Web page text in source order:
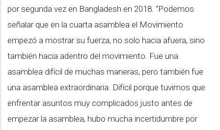
por segunda vez en Bangladesh en 2018. “Podemos
señalar que en la cuarta asamblea el Movimiento
empezó a mostrar su fuerza, no solo hacia afuera, sino
también hacia adentro del movimiento. Fue una
asamblea difícil de muchas maneras, pero también fue
una asamblea extraordinaria. Difícil porque tuvimos que
enfrentar asuntos muy complicados justo antes de
empezar la asamblea, hubo mucha incertidumbre por